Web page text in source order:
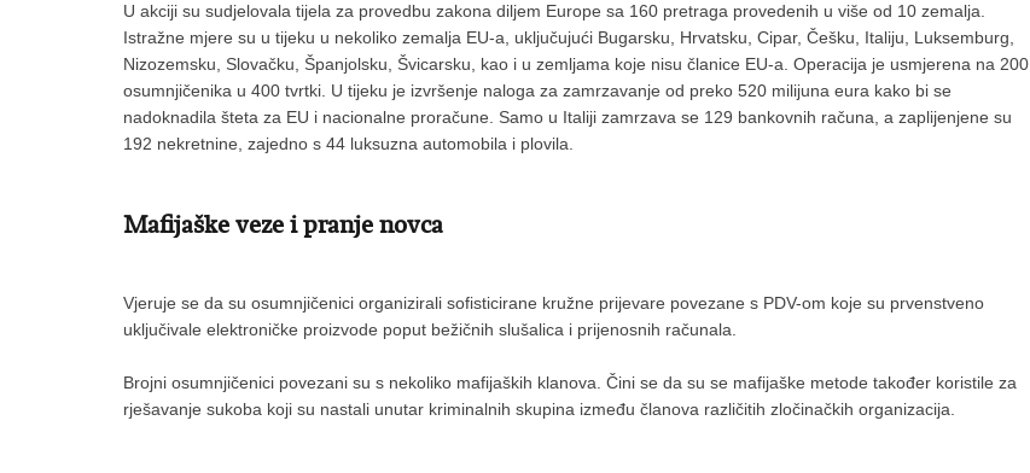
U akciji su sudjelovala tijela za provedbu zakona diljem Europe sa 160 pretraga provedenih u više od 10 zemalja.
Istražne mjere su u tijeku u nekoliko zemalja EU-a, uključujući Bugarsku, Hrvatsku, Cipar, Češku, Italiju, Luksemburg,
Nizozemsku, Slovačku, Španjolsku, Švicarsku, kao i u zemljama koje nisu članice EU-a. Operacija je usmjerena na 200
osumnjičenika u 400 tvrtki. U tijeku je izvršenje naloga za zamrzavanje od preko 520 milijuna eura kako bi se
nadoknadila šteta za EU i nacionalne proračune. Samo u Italiji zamrzava se 129 bankovnih računa, a zaplijenjene su
192 nekretnine, zajedno s 44 luksuzna automobila i plovila.
Mafijaške veze i pranje novca
Vjeruje se da su osumnjičenici organizirali sofisticirane kružne prijevare povezane s PDV-om koje su prvenstveno
uključivale elektroničke proizvode poput bežičnih slušalica i prijenosnih računala.
Brojni osumnjičenici povezani su s nekoliko mafijaških klanova. Čini se da su se mafijaške metode također koristile za
rješavanje sukoba koji su nastali unutar kriminalnih skupina između članova različitih zločinačkih organizacija.